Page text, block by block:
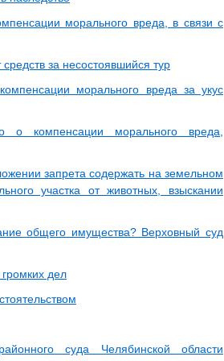
морального вреда, в связи с
за несостоявшийся тур
морального вреда за укус
о компенсации морального вреда,
запрета содержать на земельном
участка от животных, взыскании
общего имущества? Верховный суд
дел
суда Челябинской области